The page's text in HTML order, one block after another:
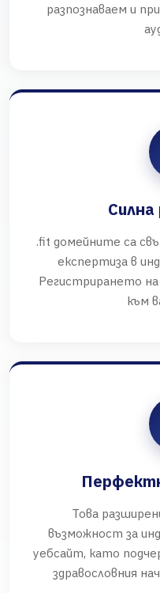
разпознаваем и
.fit домейните са
експертиза в
Регистрирането на
към
Това
възможност за
уебсайт, като
здравословния